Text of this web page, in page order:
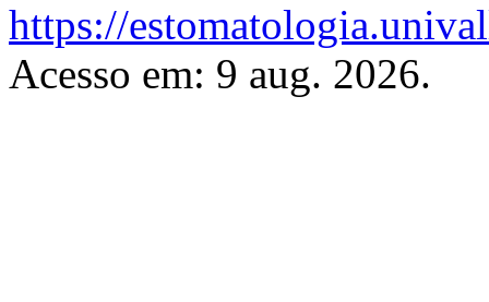
https://
Acesso em: 9 aug. 2026.